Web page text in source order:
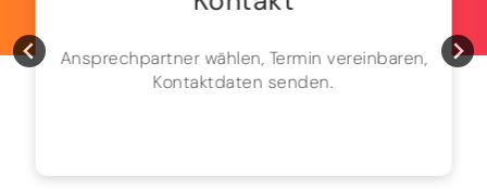
Ansprechpartner wählen, Termin vereinbaren,
Kontaktdaten senden.